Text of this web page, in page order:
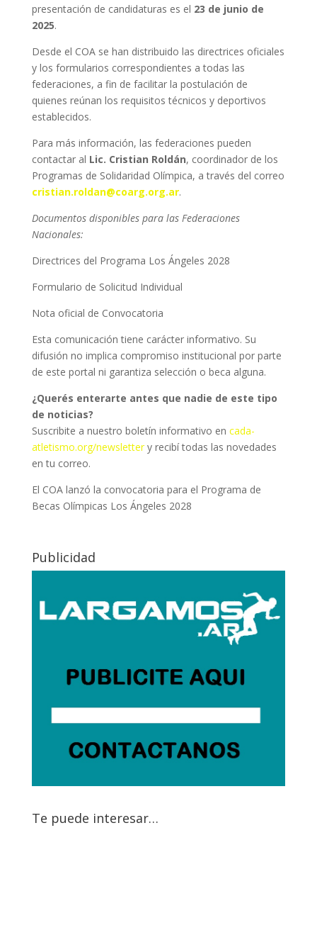
presentación de candidaturas es el 23 de junio de
2025.
Desde el COA se han distribuido las directrices oficiales
y los formularios correspondientes a todas las
federaciones, a fin de facilitar la postulación de
quienes reúnan los requisitos técnicos y deportivos
establecidos.
Para más información, las federaciones pueden
contactar al Lic. Cristian Roldán, coordinador de los
Programas de Solidaridad Olímpica, a través del correo
cristian.roldan@coarg.org.ar.
Documentos disponibles para las Federaciones
Nacionales:
Directrices del Programa Los Ángeles 2028
Formulario de Solicitud Individual
Nota oficial de Convocatoria
Esta comunicación tiene carácter informativo. Su
difusión no implica compromiso institucional por parte
de este portal ni garantiza selección o beca alguna.
¿Querés enterarte antes que nadie de este tipo
de noticias?
Suscribite a nuestro boletín informativo en cada-
atletismo.org/newslettery recibí todas las novedades
en tu correo.
El COA lanzó la convocatoria para el Programa de
Becas Olímpicas Los Ángeles 2028
Publicidad
Te puede interesar…